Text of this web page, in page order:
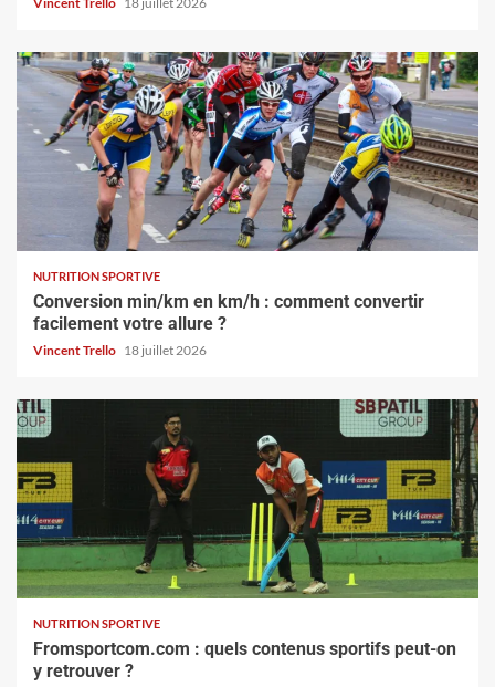
NUTRITION SPORTIVE
Conversion min/km en km/h : comment convertir
facilement votre allure ?
Vincent Trello 18 juillet 2026
NUTRITION SPORTIVE
Fromsportcom.com : quels contenus sportifs peut-on
y retrouver ?